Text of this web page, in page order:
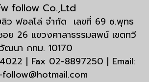
follow Co.,Ltd
ว ฟอลโล่ จำกัด เลขที่ 69 ซ.พุทธ
ย 26 แขวงศาลาธรรมสพน์ เขตทวี
วัฒนา กทม. 10170
| Fax 02-8897250 | Email: